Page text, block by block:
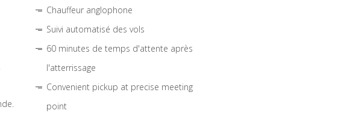
Chauffeur anglophone
Suivi automatisé des vols
60 minutes de temps d'attente après
l'atterrissage
Convenient pickup at precise meeting
point